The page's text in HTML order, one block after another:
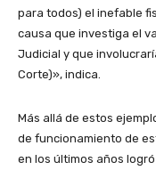
para todos) el inefable
causa que investiga el
Judicial y que
Corte)», indica.
Más allá de estos
de funcionamiento de
en los últimos años